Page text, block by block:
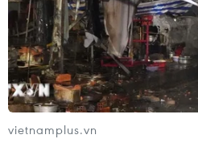
vietnamplus.vn